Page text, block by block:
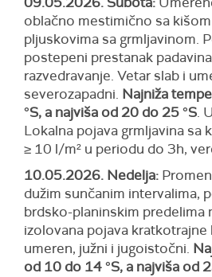
oblačno mestimično sa
pljuskovima sa grmljavinom.
postepeni prestanak
razvedravanje. Vetar slab i
severozapadni. Najniža
°S, a najviša od 20 do 25 °S.
Lokalna pojava grmljavina sa
≥ 10 l/m² u periodu do 3h,
10.05.2026. Nedelja:
dužim sunčanim intervalima,
brdsko-planinskim predelima
izolovana pojava kratkotrajne
umeren, južni i jugoistočni.
od 10 do 14 °S, a najviša od